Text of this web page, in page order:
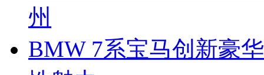
州
BMW 7系宝马创新豪